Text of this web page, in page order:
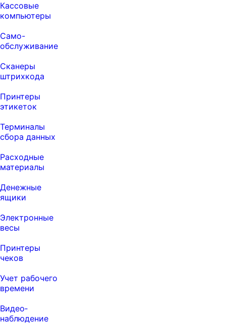
Кассовые
компьютеры
Само-
обслуживание
Сканеры
штрихкода
Принтеры
этикеток
Терминалы
сбора данных
Расходные
материалы
Денежные
ящики
Электронные
весы
Принтеры
чеков
Учет рабочего
времени
Видео‑
наблюдение